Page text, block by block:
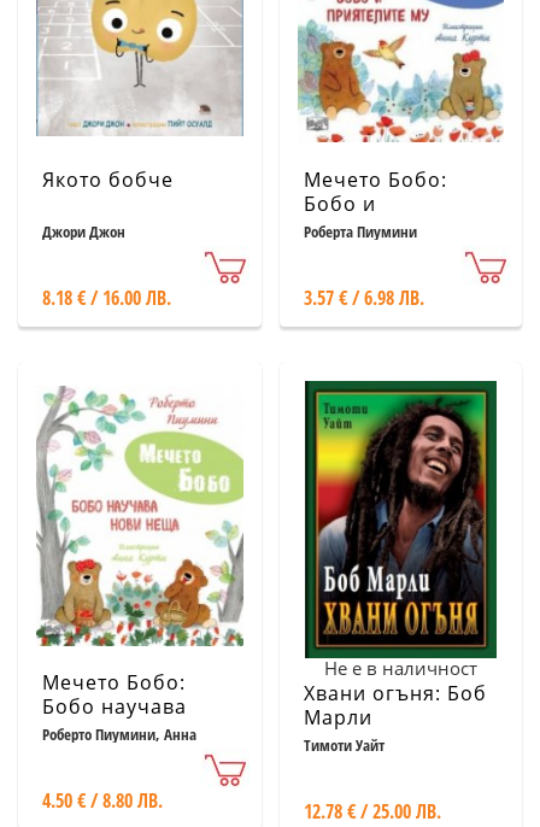
Якото бобче
Джори Джон
8.18 € / 16.00 ЛВ.
Мечето Бобо:
Бобо и
приятелите му
Роберта Пиумини
3.57 € / 6.98 ЛВ.
Мечето Бобо:
Бобо научава
нови неща
Роберто Пиумини, Анна
4.50 € / 8.80 ЛВ.
Не е в наличност
Хвани огъня: Боб
Марли
Тимоти Уайт
12.78 € / 25.00 ЛВ.